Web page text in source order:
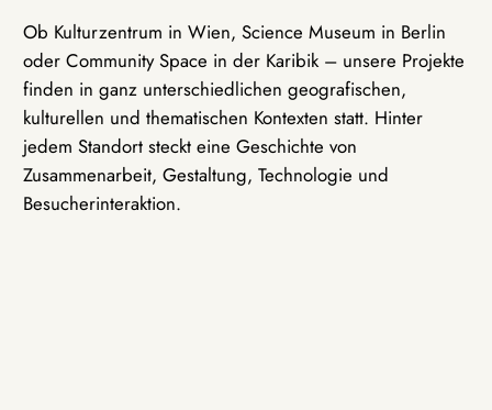
Ob Kulturzentrum in Wien, Science Museum in Berlin
oder Community Space in der Karibik – unsere Projekte
finden in ganz unterschiedlichen geografischen,
kulturellen und thematischen Kontexten statt. Hinter
jedem Standort steckt eine Geschichte von
Zusammenarbeit, Gestaltung, Technologie und
Besucherinteraktion.